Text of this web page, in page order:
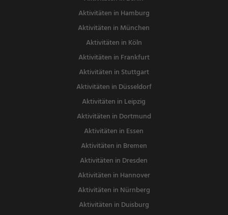
Aktivitäten in Hamburg
Aktivitäten in München
Aktivitäten in Köln
Aktivitäten in Frankfurt
Aktivitäten in Stuttgart
Aktivitäten in Düsseldorf
Aktivitäten in Leipzig
Aktivitäten in Dortmund
Aktivitäten in Essen
Aktivitäten in Bremen
Aktivitäten in Dresden
Aktivitäten in Hannover
Aktivitäten in Nürnberg
Aktivitäten in Duisburg